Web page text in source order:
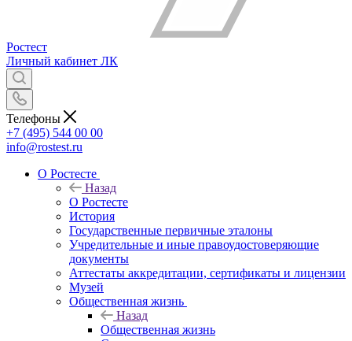
Ростест
Личный кабинет ЛК
Телефоны
+7 (495) 544 00 00
info@rostest.ru
О Ростесте
Назад
О Ростесте
История
Государственные первичные эталоны
Учредительные и иные правоудостоверяющие
документы
Аттестаты аккредитации, сертификаты и лицензии
Музей
Общественная жизнь
Назад
Общественная жизнь